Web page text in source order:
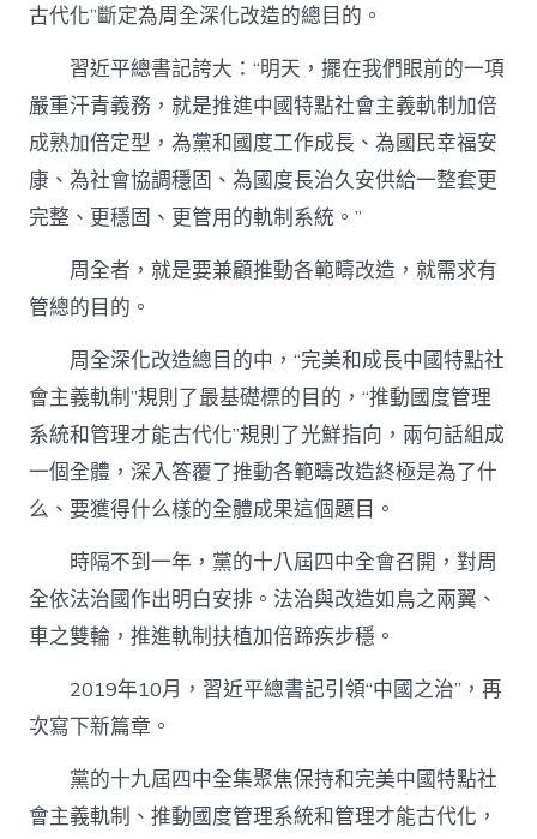
古代化”斷定為周全深化改造的總目的。
習近平總書記誇大：“明天，擺在我們眼前的一項
嚴重汗青義務，就是推進中國特點社會主義軌制加倍
成熟加倍定型，為黨和國度工作成長、為國民幸福安
康、為社會協調穩固、為國度長治久安供給一整套更
完整、更穩固、更管用的軌制系統。”
周全者，就是要兼顧推動各範疇改造，就需求有
管總的目的。
周全深化改造總目的中，“完美和成長中國特點社
會主義軌制”規則了最基礎標的目的，“推動國度管理
系統和管理才能古代化”規則了光鮮指向，兩句話組成
一個全體，深入答覆了推動各範疇改造終極是為了什
么、要獲得什么樣的全體成果這個題目。
時隔不到一年，黨的十八屆四中全會召開，對周
全依法治國作出明白安排。法治與改造如鳥之兩翼、
車之雙輪，推進軌制扶植加倍蹄疾步穩。
2019年10月，習近平總書記引領“中國之治”，再
次寫下新篇章。
黨的十九屆四中全集聚焦保持和完美中國特點社
會主義軌制、推動國度管理系統和管理才能古代化，